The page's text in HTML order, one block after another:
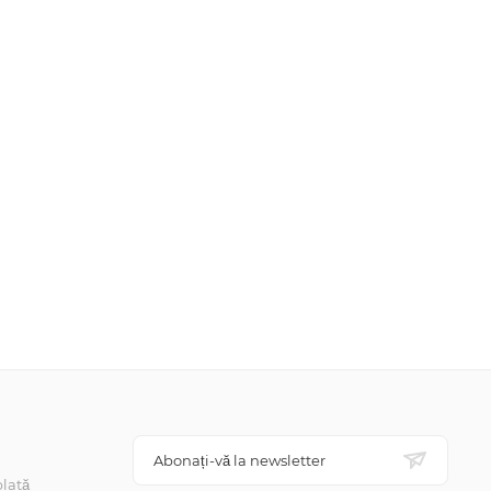
Abonați-vă la newsletter